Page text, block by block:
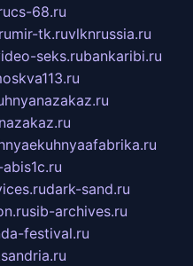
cs-68.ru
mir-tk.ruvlknrussia.ru
seks.rubankaribi.ru
dark-sand.ru
sib-archives.ru
festival.ru